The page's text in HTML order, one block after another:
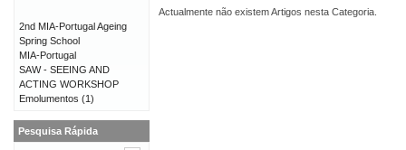
Actualmente não existem Artigos nesta Categoria.
2nd MIA-Portugal Ageing
Spring School
MIA-Portugal
SAW - SEEING AND
ACTING WORKSHOP
Emolumentos (1)
Pesquisa Rápida